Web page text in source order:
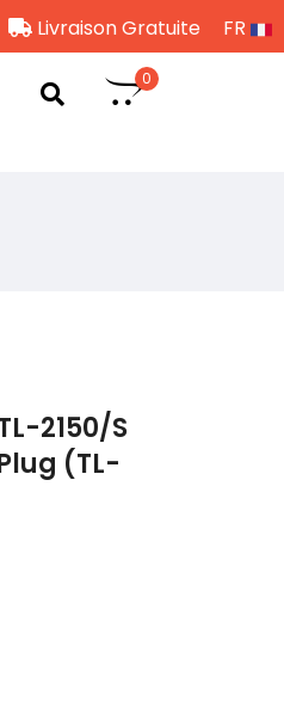
Livraison Gratuite FR
0
2150/S
(TL-